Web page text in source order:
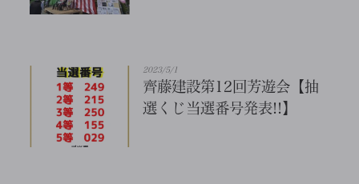
2023/5/1
齊藤建設第12回芳遊会【抽
選くじ当選番号発表!!】